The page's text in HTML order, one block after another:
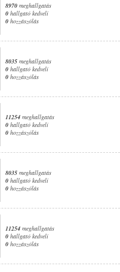
8970 meghallgatás
0 hallgató kedveli
0 hozzászólás
8035 meghallgatás
0 hallgató kedveli
0 hozzászólás
11254 meghallgatás
0 hallgató kedveli
0 hozzászólás
8035 meghallgatás
0 hallgató kedveli
0 hozzászólás
11254 meghallgatás
0 hallgató kedveli
0 hozzászólás